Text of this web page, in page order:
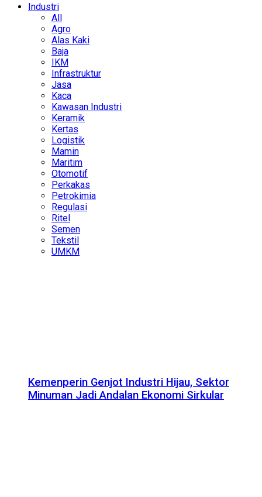
Industri
All
Agro
Alas Kaki
Baja
IKM
Infrastruktur
Jasa
Kaca
Kawasan Industri
Keramik
Kertas
Logistik
Mamin
Maritim
Otomotif
Perkakas
Petrokimia
Regulasi
Ritel
Semen
Tekstil
UMKM
Kemenperin Genjot Industri Hijau, Sektor
Minuman Jadi Andalan Ekonomi Sirkular